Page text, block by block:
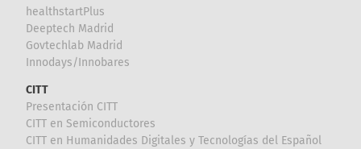
healthstartPlus
Deeptech Madrid
Govtechlab Madrid
Innodays/Innobares
CITT
Presentación CITT
CITT en Semiconductores
CITT en Humanidades Digitales y Tecnologías del Español